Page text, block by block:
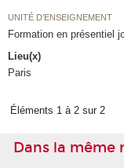
UNITÉ D’ENSEIGNEMENT
Formation en présentiel
Lieu(x)
Paris
Éléments 1 à 2 sur 2
Dans la même